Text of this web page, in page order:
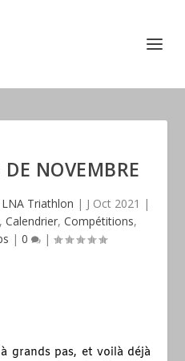
DE NOVEMBRE
Triathlon | J Oct 2021 |
, Calendrier, Compétitions,
| 0 |
grands pas, et voilà déjà